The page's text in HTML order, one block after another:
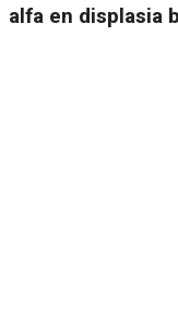
alfa en displasia